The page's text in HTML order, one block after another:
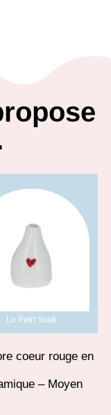
Le Petit Souk
coeur rouge en
– Moyen